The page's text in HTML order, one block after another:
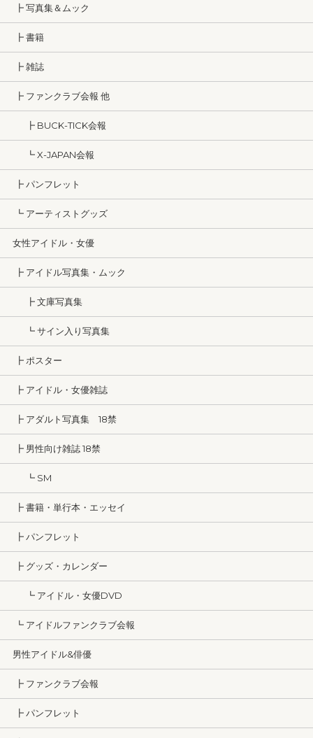
┣ 写真集＆ムック
┣ 書籍
┣ 雑誌
┣ ファンクラブ会報 他
┣ BUCK-TICK会報
┗ X-JAPAN会報
┣ パンフレット
┗ アーティストグッズ
女性アイドル・女優
┣ アイドル写真集・ムック
┣ 文庫写真集
┗ サイン入り写真集
┣ ポスター
┣ アイドル・女優雑誌
┣ アダルト写真集 18禁
┣ 男性向け雑誌 18禁
┗ SM
┣ 書籍・単行本・エッセイ
┣ パンフレット
┣ グッズ・カレンダー
┗ アイドル・女優DVD
┗ アイドルファンクラブ会報
男性アイドル&俳優
┣ ファンクラブ会報
┣ パンフレット